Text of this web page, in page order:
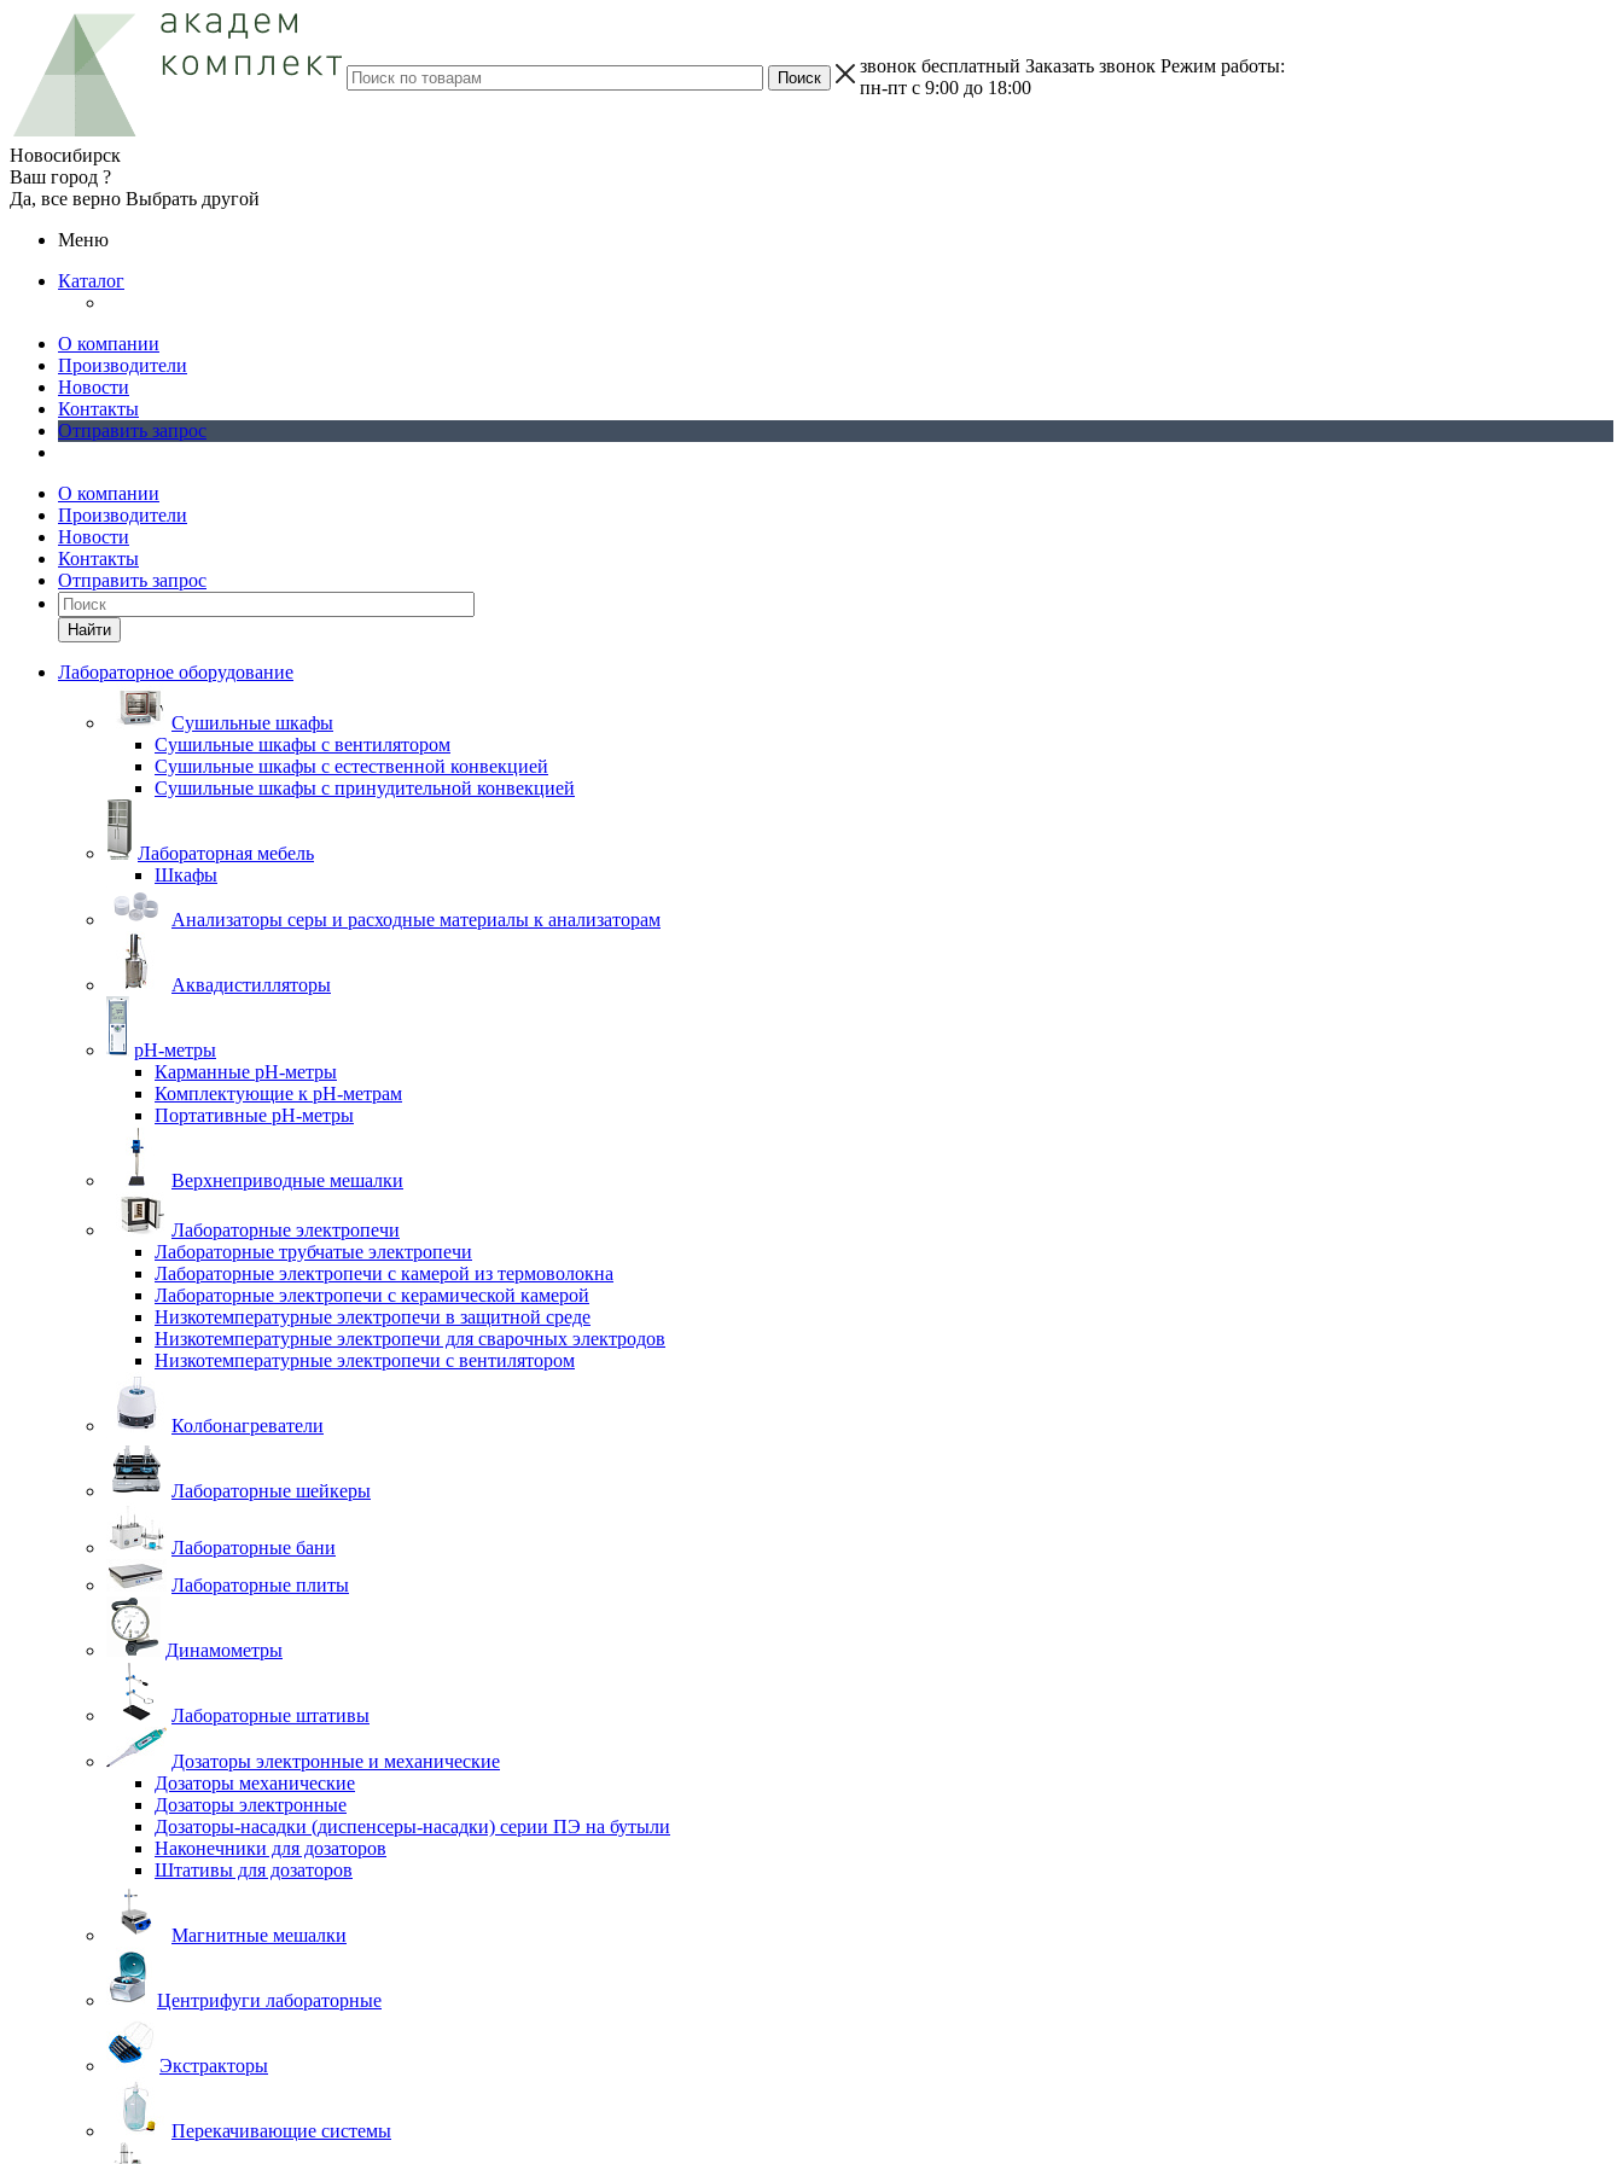
звонок бесплатный Заказать звонок Режим работы:
пн-пт с 9:00 до 18:00
Новосибирск
Ваш город ?
Да, все верно Выбрать другой
Меню
Каталог
О компании
Производители
Новости
Контакты
Отправить запрос
О компании
Производители
Новости
Контакты
Отправить запрос
Найти
Лабораторное оборудование
Cушильные шкафы
Сушильные шкафы с вентилятором
Сушильные шкафы с естественной конвекцией
Сушильные шкафы с принудительной конвекцией
Лабораторная мебель
Шкафы
Анализаторы серы и расходные материалы к анализаторам
Аквадистилляторы
pH-метры
Карманные pH-метры
Комплектующие к pH-метрам
Портативные pH-метры
Верхнеприводные мешалки
Лабораторные электропечи
Лабораторные трубчатые электропечи
Лабораторные электропечи с камерой из термоволокна
Лабораторные электропечи с керамической камерой
Низкотемпературные электропечи в защитной среде
Низкотемпературные электропечи для cварочных электродов
Низкотемпературные электропечи с вентилятором
Колбонагреватели
Лабораторные шейкеры
Лабораторные бани
Лабораторные плиты
Динамометры
Лабораторные штативы
Дозаторы электронные и механические
Дозаторы механические
Дозаторы электронные
Дозаторы-насадки (диспенсеры-насадки) серии ПЭ на бутыли
Наконечники для дозаторов
Штативы для дозаторов
Магнитные мешалки
Центрифуги лабораторные
Экстракторы
Перекачивающие системы